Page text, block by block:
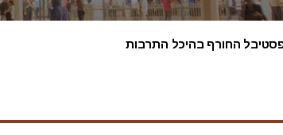
החורף בהיכל התרבות